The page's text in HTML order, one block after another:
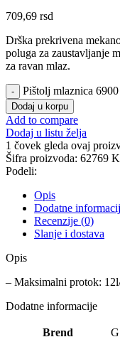
709,69 rsd
Drška prekrivena
poluga za zaustavljanje
za ravan mlaz.
Pištolj mlaznica
Dodaj u korpu
Add to compare
Dodaj u listu želja
1 čovek gleda ovaj
Šifra proizvoda: 62769
Podeli:
Opis
Dodatne
Recenzije (0)
Slanje i dostava
Opis
– Maksimalni protok:
Dodatne informacije
Brend